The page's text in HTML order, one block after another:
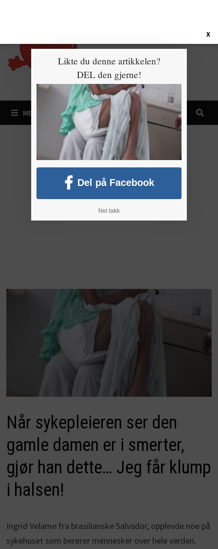
MENY
Når sykepleieren ser den
gamle damen er i smerter,
gjør han dette… Jeg får klump
i halsen!
Ingrid Velame fra brasilianske Salvador, opplevde noe på
sykehuset som berører mennesker over hele verden.
X
Likte du denne artikkelen?
DEL den gjerne!
Del på Facebook
Nei takk